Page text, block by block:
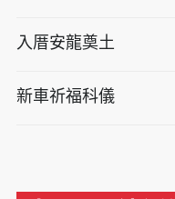
入厝安龍奠土
新車祈福科儀